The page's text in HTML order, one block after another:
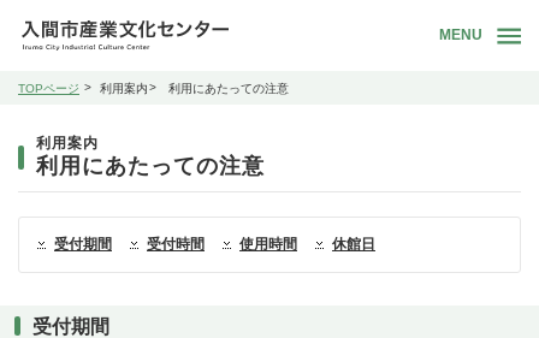
MENU
TOPページ 利用案内 利用にあたっての注意
利用案内
利用にあたっての注意
受付期間 受付時間 使用時間 休館日
受付期間